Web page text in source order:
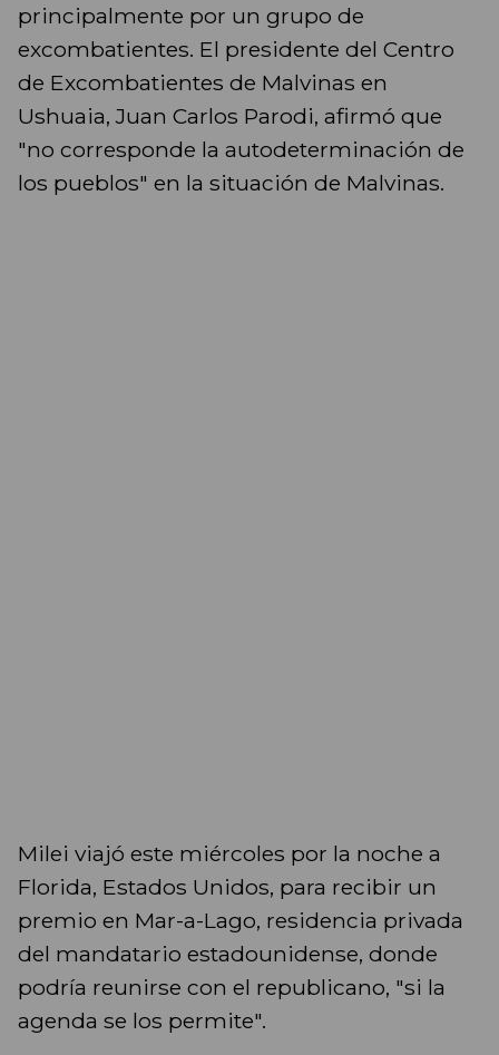
principalmente por un grupo de
excombatientes. El presidente del Centro
de Excombatientes de Malvinas en
Ushuaia, Juan Carlos Parodi, afirmó que
"no corresponde la autodeterminación de
los pueblos" en la situación de Malvinas.
Milei viajó este miércoles por la noche a
Florida, Estados Unidos, para recibir un
premio en Mar-a-Lago, residencia privada
del mandatario estadounidense, donde
podría reunirse con el republicano, "si la
agenda se los permite".